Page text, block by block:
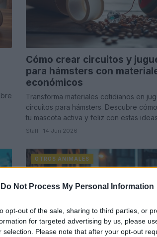
Do Not Process My Personal Information
opt-out of the sale, sharing to third parties, or
for targeted advertising by us, please
selection. Please note that after your opt-out
Cómo crear circuitos y
para hámsters con
económicos
Transforma materiales cotidianos en
circuitos para hámsters. Descubre
tu mascota activa y feliz con estas
Staff · 14 Jun 2026
OTROS ANIMALES